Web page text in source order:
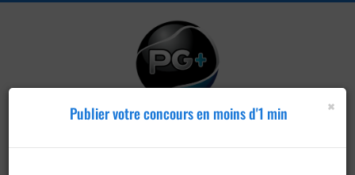
×
Publier votre concours en moins d'1 min